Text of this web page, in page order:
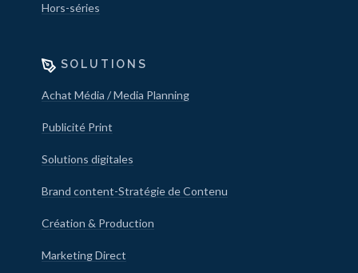
Hors-séries
SOLUTIONS
Achat Média / Media Planning
Publicité Print
Solutions digitales
Brand content-Stratégie de Contenu
Création & Production
Marketing Direct